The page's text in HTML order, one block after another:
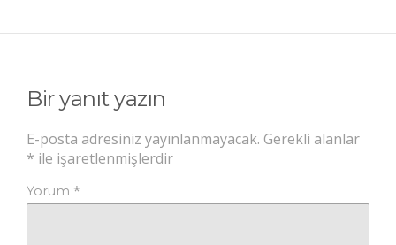
Bir yanıt yazın
E-posta adresiniz yayınlanmayacak. Gerekli alanlar
* ile işaretlenmişlerdir
Yorum *